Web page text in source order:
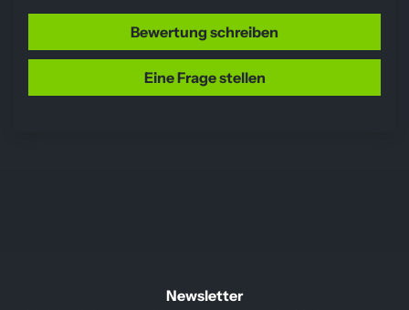
Bewertung schreiben
Eine Frage stellen
Newsletter